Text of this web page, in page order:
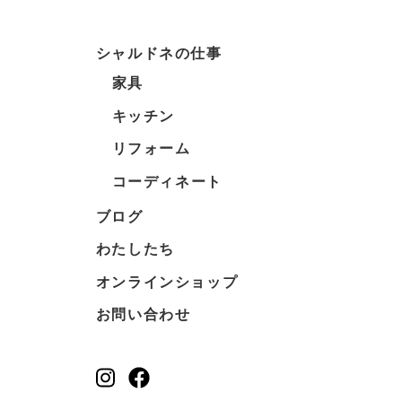
シャルドネの仕事
家具
キッチン
リフォーム
コーディネート
ブログ
わたしたち
オンラインショップ
お問い合わせ